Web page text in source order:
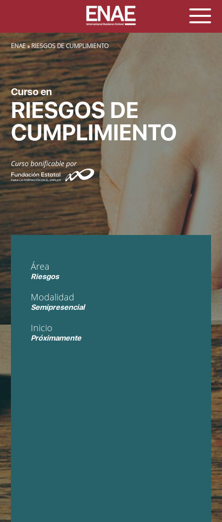
SOBRESCRIBIR ENLACES DE AYUDA A LA NAVEGACIÓN
ENAE RIESGOS DE CUMPLIMIENTO
Curso en
RIESGOS DE
CUMPLIMIENTO
Área
Riesgos
Modalidad
Semipresencial
Inicio
Próximamente